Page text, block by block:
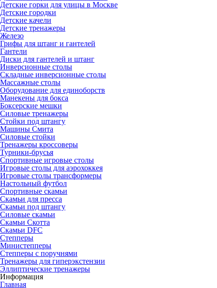
Детские горки для улицы в Москве
Детские городки
Детские качели
Детские тренажеры
Железо
Грифы для штанг и гантелей
Гантели
Диски для гантелей и штанг
Инверсионные столы
Складные инверсионные столы
Массажные столы
Оборудование для единоборств
Манекены для бокса
Боксерские мешки
Силовые тренажеры
Стойки под штангу
Машины Смита
Силовые стойки
Тренажеры кроссоверы
Турники-брусья
Спортивные игровые столы
Игровые столы для аэрохоккея
Игровые столы трансформеры
Настольный футбол
Спортивные скамьи
Скамьи для пресса
Скамьи под штангу
Силовые скамьи
Скамьи Скотта
Скамьи DFC
Степперы
Министепперы
Степперы с поручнями
Тренажеры для гиперэкстензии
Эллиптические тренажеры
Информация
Главная